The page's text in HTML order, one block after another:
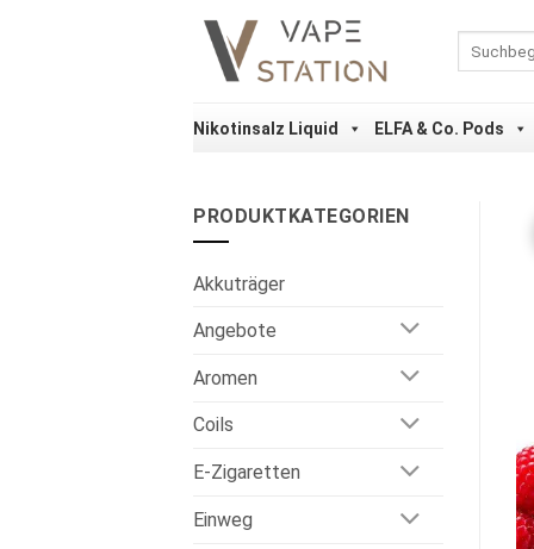
Nikotinsalz Liquid ELFA & Co. Pods
PRODUKTKATEGORIEN
Akkuträger
Angebote
Aromen
Coils
E-Zigaretten
Einweg